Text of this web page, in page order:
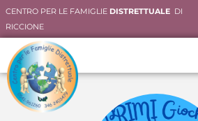
CENTRO PER LE FAMIGLIE DISTRETTUALE DI
RICCIONE